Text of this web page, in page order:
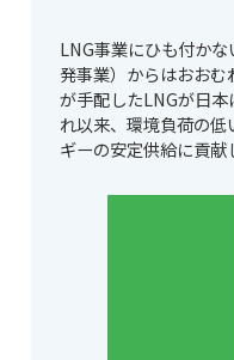
LNG事業にひも付か
発事業）からはおお
が手配したLNGが日
れ以来、環境負荷の
ギーの安定供給に貢献